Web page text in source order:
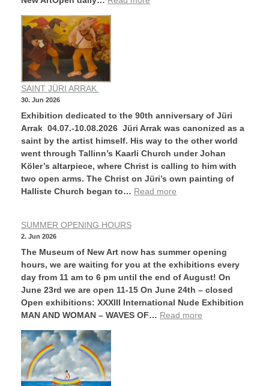
SAINT JÜRI ARRAK
30. Jun 2026
Exhibition dedicated to the 90th anniversary of Jüri
Arrak 04.07.-10.08.2026 Jüri Arrak was canonized as a
saint by the artist himself. His way to the other world
went through Tallinn’s Kaarli Church under Johan
Köler’s altarpiece, where Christ is calling to him with
two open arms. The Christ on Jüri’s own painting of
Halliste Church began to… Read more
SUMMER OPENING HOURS
2. Jun 2026
The Museum of New Art now has summer opening
hours, we are waiting for you at the exhibitions every
day from 11 am to 6 pm until the end of August! On
June 23rd we are open 11-15 On June 24th – closed
Open exhibitions: XXXIII International Nude Exhibition
MAN AND WOMAN – WAVES OF… Read more